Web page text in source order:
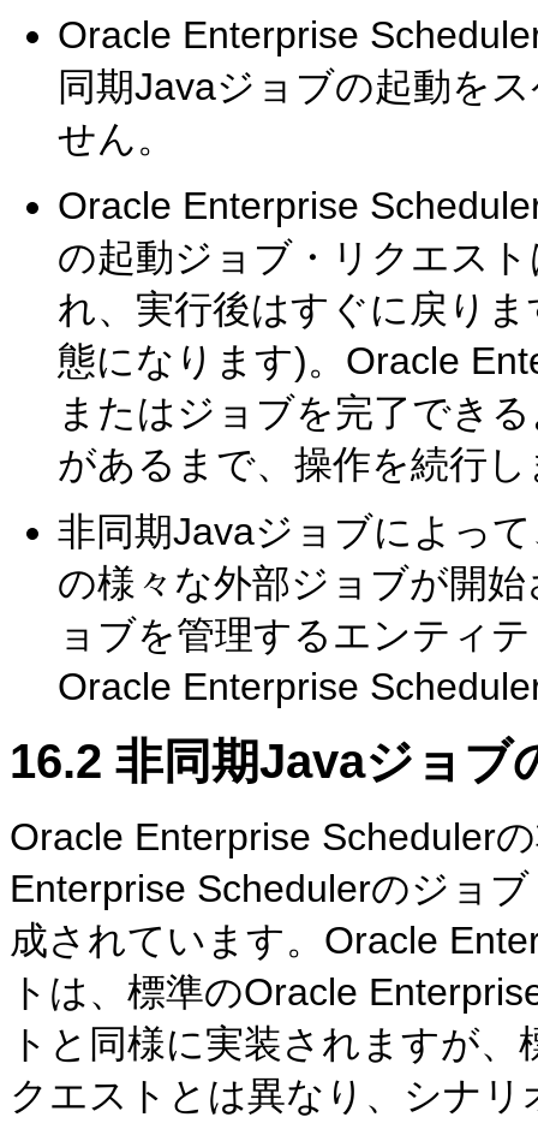
Oracle Enterprise
同期Javaジョブの起動を
せん。
Oracle Enterprise
の起動ジョブ・リクエス
れ、実行後はすぐに戻り
態になります)。Oracle
またはジョブを完了でき
があるまで、操作を続行
非同期Javaジョブによっ
の様々な外部ジョブが開
ョブを管理するエンティ
Oracle Enterprise
16.2 非同期Javaジョブ
Oracle Enterprise Scheduler
Enterprise Schedulerのジョ
成されています。Oracle
トは、標準のOracle
トと同様に実装されますが
クエストとは異なり、シナ